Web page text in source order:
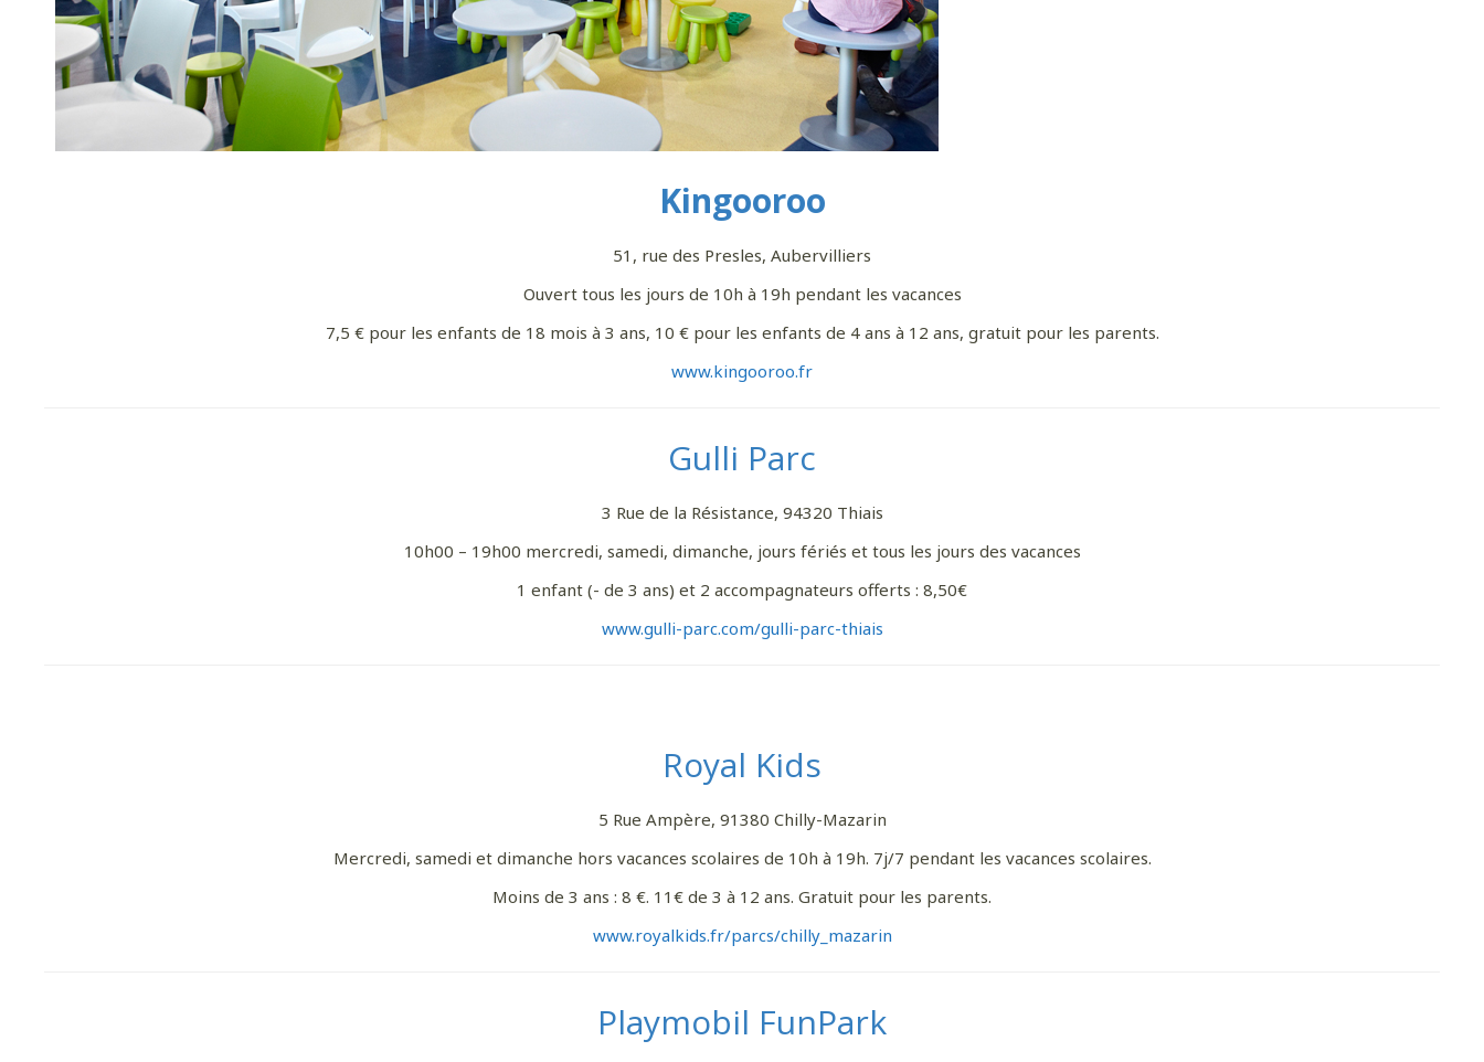
Kingooroo
51, rue des Presles, Aubervilliers
Ouvert tous les jours de 10h à 19h pendant les vacances
7,5 € pour les enfants de 18 mois à 3 ans, 10 € pour les enfants de 4 ans à 12 ans, gratuit pour les parents.
www.kingooroo.fr
Gulli Parc
3 Rue de la Résistance, 94320 Thiais
10h00 – 19h00 mercredi, samedi, dimanche, jours fériés et tous les jours des vacances
1 enfant (- de 3 ans) et 2 accompagnateurs offerts : 8,50€
www.gulli-parc.com/gulli-parc-thiais
Royal Kids
5 Rue Ampère, 91380 Chilly-Mazarin
Mercredi, samedi et dimanche hors vacances scolaires de 10h à 19h. 7j/7 pendant les vacances scolaires.
Moins de 3 ans : 8 €. 11€ de 3 à 12 ans. Gratuit pour les parents.
www.royalkids.fr/parcs/chilly_mazarin
Playmobil FunPark
Pour davantage de bonnes adresses, de voyages au coin de la